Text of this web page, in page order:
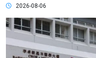
2026-08-06